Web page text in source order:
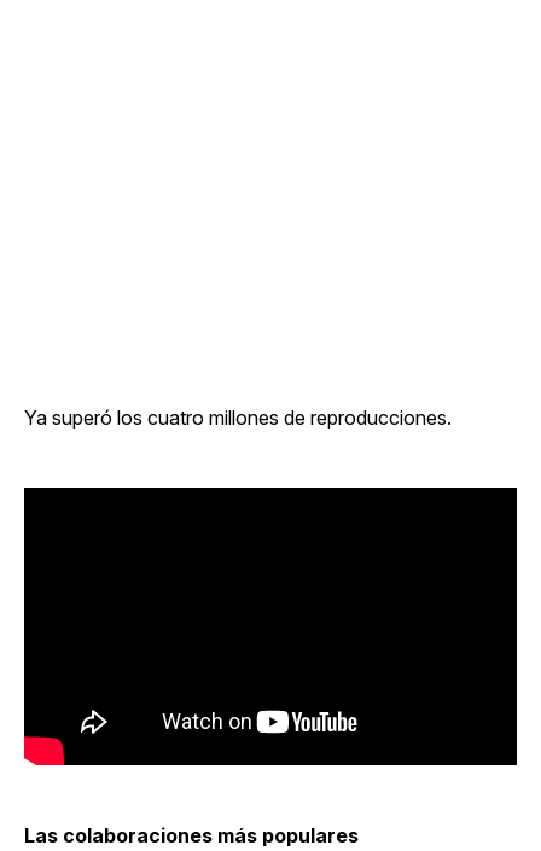
Ya superó los cuatro millones de reproducciones.
Las colaboraciones más populares